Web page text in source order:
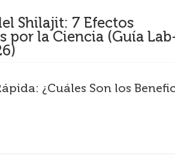
Shilajit: 7 Efectos
por la Ciencia (Guía
¿Cuáles Son los